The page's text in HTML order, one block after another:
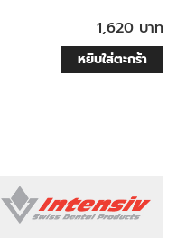
1,620 บาท
หยิบใส่ตะกร้า